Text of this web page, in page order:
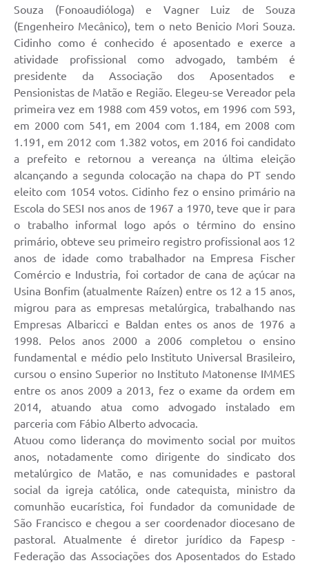
Souza (Fonoaudióloga) e Vagner Luiz de Souza
(Engenheiro Mecânico), tem o neto Benicio Mori Souza.
Cidinho como é conhecido é aposentado e exerce a
atividade profissional como advogado, também é
presidente da Associação dos Aposentados e
Pensionistas de Matão e Região. Elegeu-se Vereador pela
primeira vez em 1988 com 459 votos, em 1996 com 593,
em 2000 com 541, em 2004 com 1.184, em 2008 com
1.191, em 2012 com 1.382 votos, em 2016 foi candidato
a prefeito e retornou a vereança na última eleição
alcançando a segunda colocação na chapa do PT sendo
eleito com 1054 votos. Cidinho fez o ensino primário na
Escola do SESI nos anos de 1967 a 1970, teve que ir para
o trabalho informal logo após o término do ensino
primário, obteve seu primeiro registro profissional aos 12
anos de idade como trabalhador na Empresa Fischer
Comércio e Industria, foi cortador de cana de açúcar na
Usina Bonfim (atualmente Raízen) entre os 12 a 15 anos,
migrou para as empresas metalúrgica, trabalhando nas
Empresas Albaricci e Baldan entes os anos de 1976 a
1998. Pelos anos 2000 a 2006 completou o ensino
fundamental e médio pelo Instituto Universal Brasileiro,
cursou o ensino Superior no Instituto Matonense IMMES
entre os anos 2009 a 2013, fez o exame da ordem em
2014, atuando atua como advogado instalado em
parceria com Fábio Alberto advocacia.
Atuou como liderança do movimento social por muitos
anos, notadamente como dirigente do sindicato dos
metalúrgico de Matão, e nas comunidades e pastoral
social da igreja católica, onde catequista, ministro da
comunhão eucarística, foi fundador da comunidade de
São Francisco e chegou a ser coordenador diocesano de
pastoral. Atualmente é diretor jurídico da Fapesp -
Federação das Associações dos Aposentados do Estado